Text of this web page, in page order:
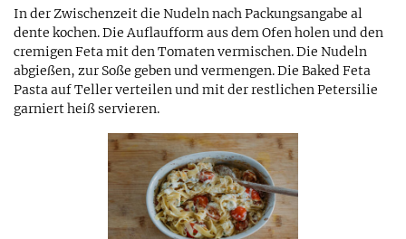
In der Zwischenzeit die Nudeln nach Packungsangabe al
dente kochen. Die Auflaufform aus dem Ofen holen und den
cremigen Feta mit den Tomaten vermischen. Die Nudeln
abgießen, zur Soße geben und vermengen. Die Baked Feta
Pasta auf Teller verteilen und mit der restlichen Petersilie
garniert heiß servieren.